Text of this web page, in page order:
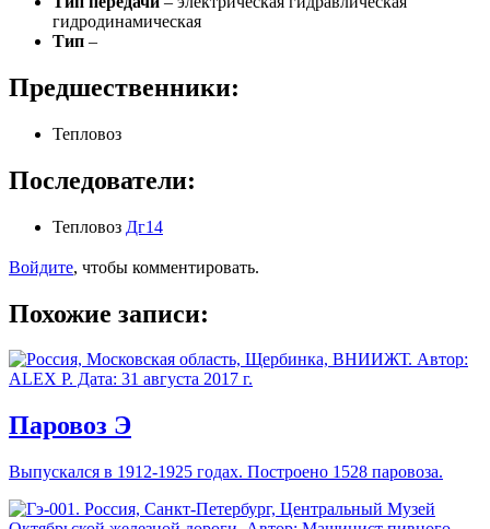
гидродинамическая
Тип –
Предшественники:
Тепловоз
Последователи:
Тепловоз Дг14
Войдите, чтобы комментировать.
Похожие записи:
Паровоз Э
Выпускался в 1912-1925 годах. Построено 1528 паровоза.